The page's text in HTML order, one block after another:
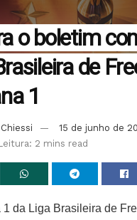
o boletim
de
1
15 de junho de
2 mins read
1 da Liga Brasileira de